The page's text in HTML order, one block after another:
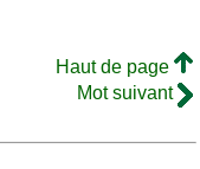
Haut de page
Mot suivant